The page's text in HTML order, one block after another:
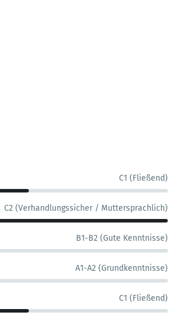
C1 (Fließend)
C2 (Verhandlungssicher / Muttersprachlich)
B1-B2 (Gute Kenntnisse)
A1-A2 (Grundkenntnisse)
C1 (Fließend)